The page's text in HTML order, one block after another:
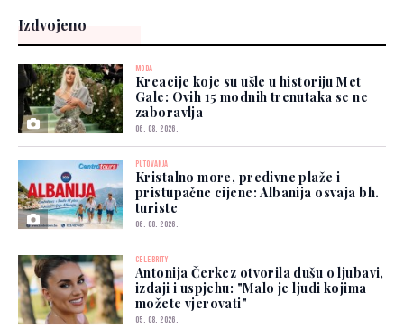
Izdvojeno
MODA
Kreacije koje su ušle u historiju Met
Gale: Ovih 15 modnih trenutaka se ne
zaboravlja
06. 08. 2026.
PUTOVANJA
Kristalno more, predivne plaže i
pristupačne cijene: Albanija osvaja bh.
turiste
06. 08. 2026.
CELEBRITY
Antonija Čerkez otvorila dušu o ljubavi,
izdaji i uspjehu: "Malo je ljudi kojima
možete vjerovati"
05. 08. 2026.